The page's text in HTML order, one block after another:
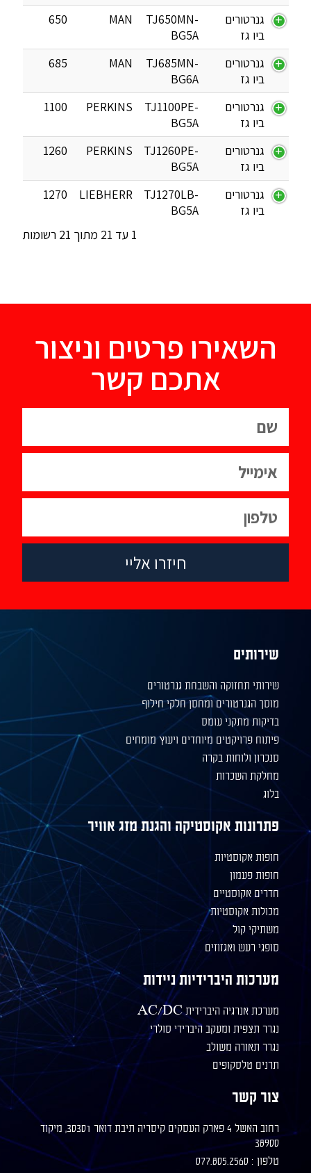
גנרטורים
ביו גז
TJ650MN-
BG5A
MAN
650
גנרטורים
ביו גז
TJ685MN-
BG6A
MAN
685
גנרטורים
ביו גז
TJ1100PE-
BG5A
PERKINS
1100
גנרטורים
ביו גז
TJ1260PE-
BG5A
PERKINS
1260
גנרטורים
ביו גז
TJ1270LB-
BG5A
LIEBHERR
1270
1 עד 21 מתוך 21 רשומות
השאירו פרטים וניצור
אתכם קשר
חיזרו אליי
שירותים
שירותי תחזוקה והשבחת גנרטורים
מוסך הגנרטורים ומחסן חלקי חילוף
בדיקות מתקני עומס
פיתוח פרויקטים מיוחדים ויעוץ מומחים
סנכרון ולוחות בקרה
מחלקת השכרות
בלוג
פתרונות אקוסטיקה והגנת מזג אוויר
חופות אקוסטיות
חופות פעמון
חדרים אקוסטיים
מכולות אקוסטיות
משתיקי קול
סופגי רעש ואגזוזים
מערכות היברידיות ניידות
מערכת אנרגיה היברידית AC/DC
נגרר תצפית ומעקב היברידי סולרי
נגרר תאורה משולב
תרנים טלסקופים
צור קשר
רחוב האשל 4 פארק העסקים קיסריה תיבת דואר 30301, מיקוד
38900
טלפון : 077.805.2560